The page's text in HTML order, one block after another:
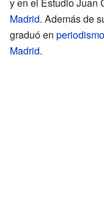
Madrid. Además de
graduó en periodismo
Madrid.